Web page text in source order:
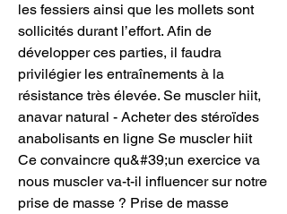
les fessiers ainsi que les mollets sont
sollicités durant l’effort. Afin de
développer ces parties, il faudra
privilégier les entraînements à la
résistance très élevée. Se muscler hiit,
anavar natural - Acheter des stéroïdes
anabolisants en ligne Se muscler hiit
Ce convaincre qu&#39;un exercice va
nous muscler va-t-il influencer sur notre
prise de masse ? Prise de masse